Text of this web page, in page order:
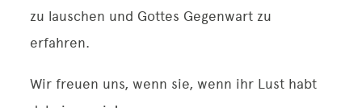
zu lauschen und Gottes Gegenwart zu
erfahren.
Wir freuen uns, wenn sie, wenn ihr Lust habt